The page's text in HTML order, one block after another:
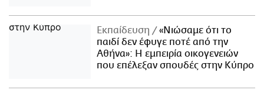
Εκπαίδευση
«Νιώσαμε ότι το
παιδί δεν έφυγε ποτέ από την
Αθήνα»: Η εμπειρία οικογενειών
που επέλεξαν σπουδές στην Κύπρο